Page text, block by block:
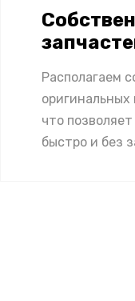
Располагаем
оригинальных
что
быстро и без